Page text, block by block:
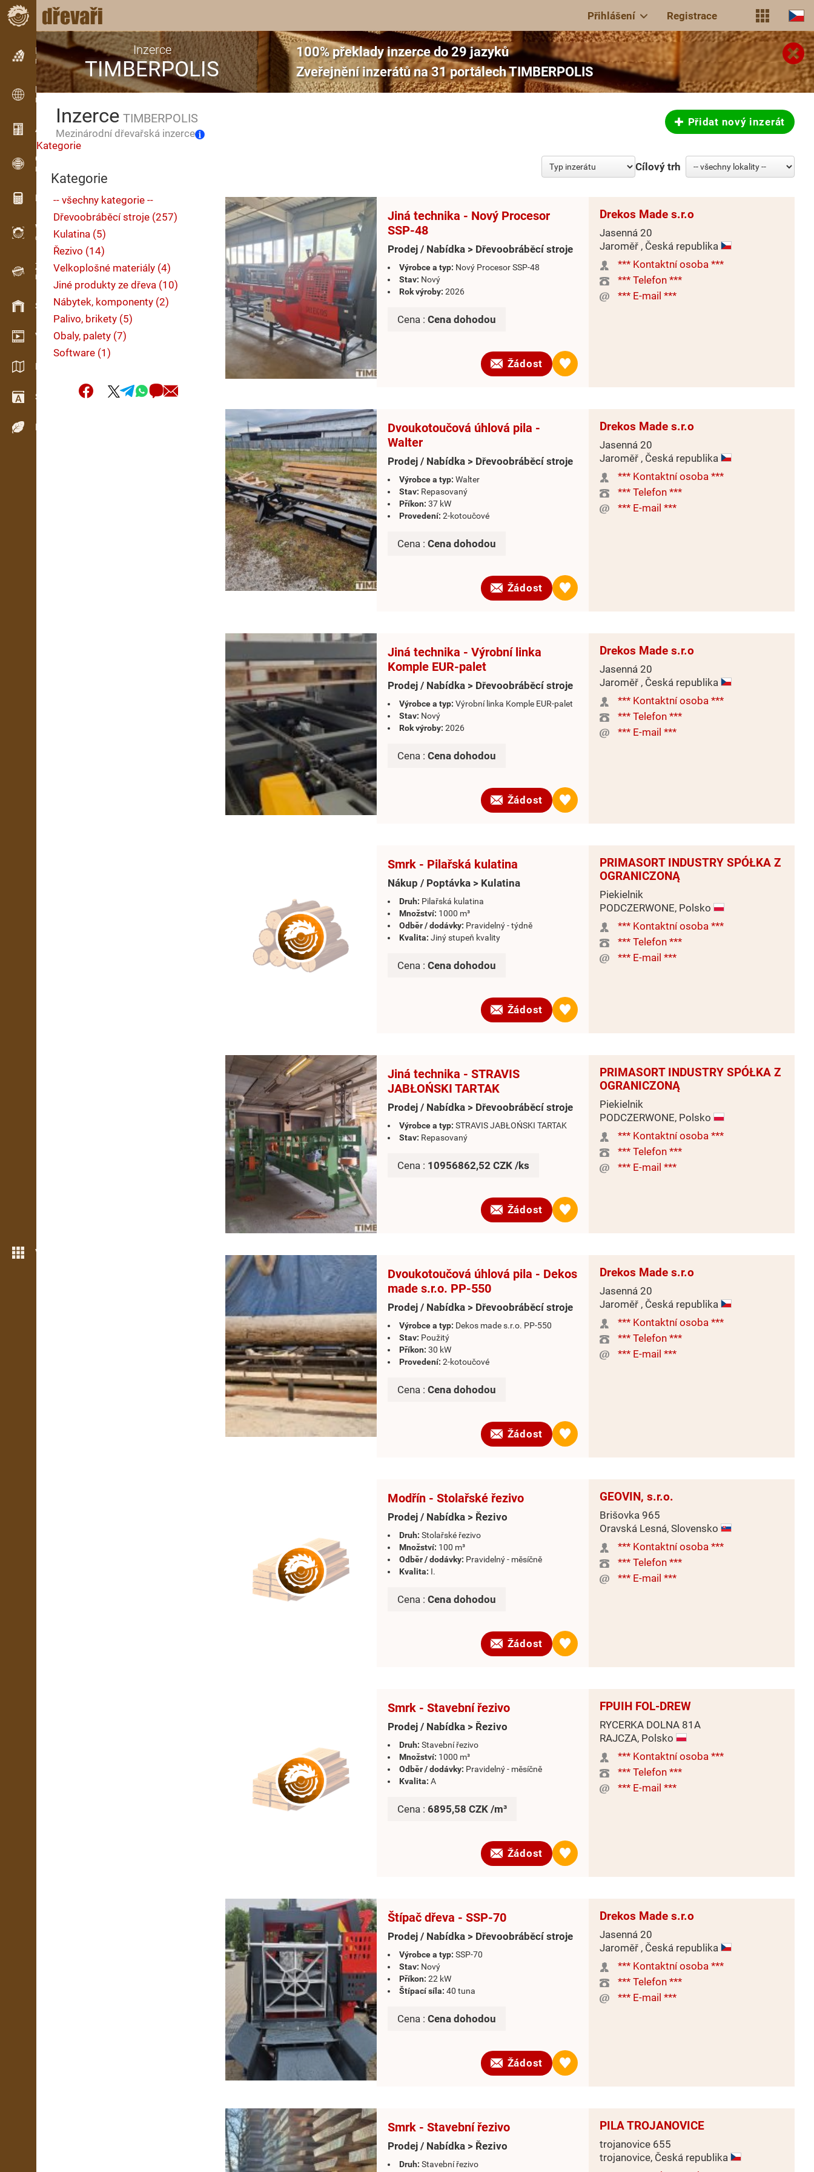
Přihlášení Registrace
Inzerce
Řádková inzerce
Inzerce
Mezinárodní inzerce
Aktuality / Články
OPTI-TIMB
Pořezová schémata
Dřevařské kalkulačky
WoodProfi
Objem dřeva s AI
Záznamník
Evidence dřeva v terénu
Skladové hospodářství
Video showroom
Katalogy / Brožury
Slovník
Dřeviny
Více možností
Inzerce
TIMBERPOLIS
100% překlady inzerce do 29 jazyků
Zveřejnění inzerátů na 31 portálech TIMBERPOLIS
Inzerce TIMBERPOLIS
Mezinárodní dřevařská inzerce
Přidat nový inzerát
Kategorie
Kategorie
-- všechny kategorie --
Dřevoobráběcí stroje (257)
Kulatina (5)
Řezivo (14)
Velkoplošné materiály (4)
Jiné produkty ze dřeva (10)
Nábytek, komponenty (2)
Palivo, brikety (5)
Obaly, palety (7)
Software (1)
Cílový trh
Jiná technika - Nový Procesor
SSP-48
Prodej / Nabídka > Dřevoobráběcí stroje
Výrobce a typ: Nový Procesor SSP-48
Stav: Nový
Rok výroby: 2026
Cena : Cena dohodou
Žádost
Drekos Made s.r.o
Jasenná 20
Jaroměř , Česká republika
*** Kontaktní osoba ***
*** Telefon ***
*** E-mail ***
Dvoukotoučová úhlová pila -
Walter
Prodej / Nabídka > Dřevoobráběcí stroje
Výrobce a typ: Walter
Stav: Repasovaný
Příkon: 37 kW
Provedení: 2-kotoučové
Cena : Cena dohodou
Žádost
Drekos Made s.r.o
Jasenná 20
Jaroměř , Česká republika
*** Kontaktní osoba ***
*** Telefon ***
*** E-mail ***
Jiná technika - Výrobní linka
Komple EUR-palet
Prodej / Nabídka > Dřevoobráběcí stroje
Výrobce a typ: Výrobní linka Komple EUR-palet
Stav: Nový
Rok výroby: 2026
Cena : Cena dohodou
Žádost
Drekos Made s.r.o
Jasenná 20
Jaroměř , Česká republika
*** Kontaktní osoba ***
*** Telefon ***
*** E-mail ***
Smrk - Pilařská kulatina
Nákup / Poptávka > Kulatina
Druh: Pilařská kulatina
Množství: 1000 m³
Odběr / dodávky: Pravidelný - týdně
Kvalita: Jiný stupeň kvality
Cena : Cena dohodou
Žádost
PRIMASORT INDUSTRY SPÓŁKA Z
OGRANICZONĄ
Piekielnik
PODCZERWONE, Polsko
*** Kontaktní osoba ***
*** Telefon ***
*** E-mail ***
Jiná technika - STRAVIS
JABŁOŃSKI TARTAK
Prodej / Nabídka > Dřevoobráběcí stroje
Výrobce a typ: STRAVIS JABŁOŃSKI TARTAK
Stav: Repasovaný
Cena : 10956862,52 CZK /ks
Žádost
PRIMASORT INDUSTRY SPÓŁKA Z
OGRANICZONĄ
Piekielnik
PODCZERWONE, Polsko
*** Kontaktní osoba ***
*** Telefon ***
*** E-mail ***
Dvoukotoučová úhlová pila - Dekos
made s.r.o. PP-550
Prodej / Nabídka > Dřevoobráběcí stroje
Výrobce a typ: Dekos made s.r.o. PP-550
Stav: Použitý
Příkon: 30 kW
Provedení: 2-kotoučové
Cena : Cena dohodou
Žádost
Drekos Made s.r.o
Jasenná 20
Jaroměř , Česká republika
*** Kontaktní osoba ***
*** Telefon ***
*** E-mail ***
Modřín - Stolařské řezivo
Prodej / Nabídka > Řezivo
Druh: Stolařské řezivo
Množství: 100 m³
Odběr / dodávky: Pravidelný - měsíčně
Kvalita: I.
Cena : Cena dohodou
Žádost
GEOVIN, s.r.o.
Brišovka 965
Oravská Lesná, Slovensko
*** Kontaktní osoba ***
*** Telefon ***
*** E-mail ***
Smrk - Stavební řezivo
Prodej / Nabídka > Řezivo
Druh: Stavební řezivo
Množství: 1000 m³
Odběr / dodávky: Pravidelný - měsíčně
Kvalita: A
Cena : 6895,58 CZK /m³
Žádost
FPUIH FOL-DREW
RYCERKA DOLNA 81A
RAJCZA, Polsko
*** Kontaktní osoba ***
*** Telefon ***
*** E-mail ***
Štípač dřeva - SSP-70
Prodej / Nabídka > Dřevoobráběcí stroje
Výrobce a typ: SSP-70
Stav: Nový
Příkon: 22 kW
Štípací síla: 40 tuna
Cena : Cena dohodou
Žádost
Drekos Made s.r.o
Jasenná 20
Jaroměř , Česká republika
*** Kontaktní osoba ***
*** Telefon ***
*** E-mail ***
Smrk - Stavební řezivo
Prodej / Nabídka > Řezivo
Druh: Stavební řezivo
PILA TROJANOVICE
trojanovice 655
trojanovice, Česká republika